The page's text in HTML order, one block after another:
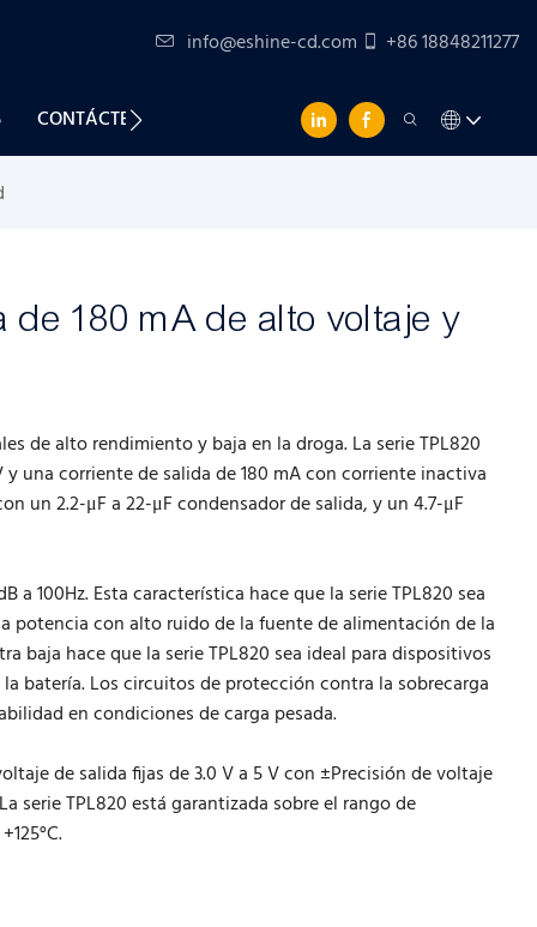
info@eshine-cd.com +86 18848211277
CONTÁCTENOS
de 180 mA de alto voltaje y
de alto rendimiento y baja en la droga. La serie TPL820
una corriente de salida de 180 mA con corriente inactiva
un 2.2-μF a 22-μF condensador de salida, y un 4.7-μF
a 100Hz. Esta característica hace que la serie TPL820 sea
potencia con alto ruido de la fuente de alimentación de la
baja hace que la serie TPL820 sea ideal para dispositivos
batería. Los circuitos de protección contra la sobrecarga
en condiciones de carga pesada.
de salida fijas de 3.0 V a 5 V con ±Precisión de voltaje
serie TPL820 está garantizada sobre el rango de